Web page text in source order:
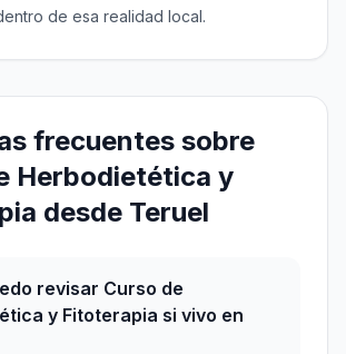
de esa realidad local.
frecuentes sobre
Herbodietética y
desde Teruel
revisar Curso de
y Fitoterapia si vivo en